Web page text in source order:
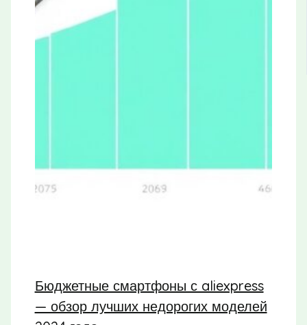
Бюджетные смартфоны с aliexpress
— обзор лучших недорогих моделей